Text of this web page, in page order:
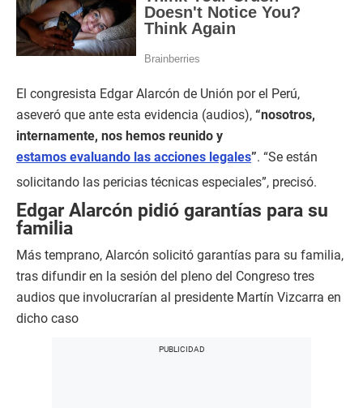
El congresista Edgar Alarcón de Unión por el Perú,
aseveró que ante esta evidencia (audios), “nosotros,
internamente, nos hemos reunido y
estamos evaluando las acciones legales”. “Se están
solicitando las pericias técnicas especiales”, precisó.
Edgar Alarcón pidió garantías para su
familia
Más temprano, Alarcón solicitó garantías para su familia,
tras difundir en la sesión del pleno del Congreso tres
audios que involucrarían al presidente Martín Vizcarra en
dicho caso